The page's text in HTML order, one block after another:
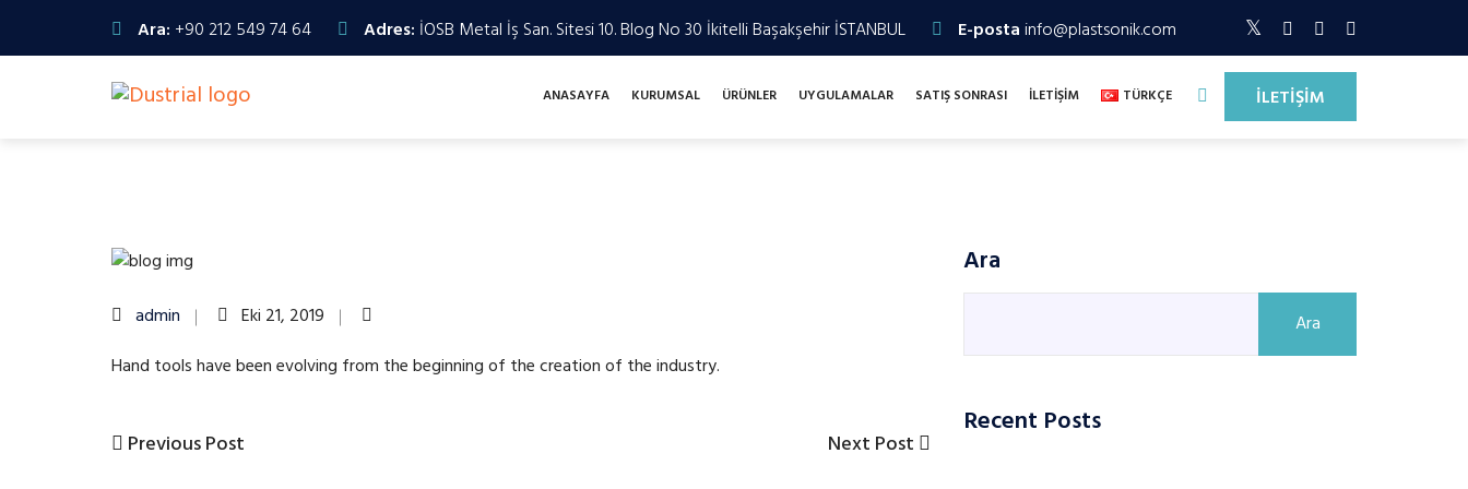
Ara: +90 212 549 74 64 Adres: İOSB Metal İş San. Sitesi 10. Blog No 30 İkitelli Başakşehir İSTANBUL E-postainfo@plastsonik.com
ANASAYFA KURUMSAL ÜRÜNLER UYGULAMALAR SATIŞ SONRASI İLETİŞİM TÜRKÇE İLETİŞİM
admin
Eki 21, 2019
Hand tools have been evolving from the beginning of the creation of the industry.
Yazı
Previous
Previous Post
Next
Next Post
Ara
Ara
Recent Posts